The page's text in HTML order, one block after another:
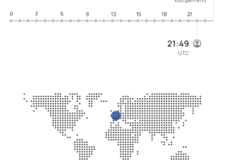
21:49
UTC
0
3 6 9 12 15 18 21